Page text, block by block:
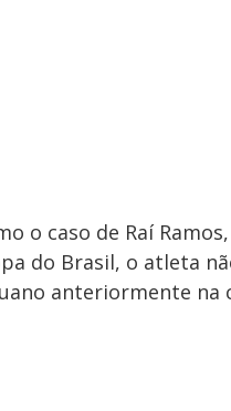
o caso de Raí
do Brasil, o atleta
anteriormente na